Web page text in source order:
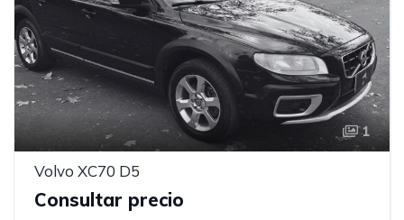
1
Volvo XC70 D5
Consultar precio